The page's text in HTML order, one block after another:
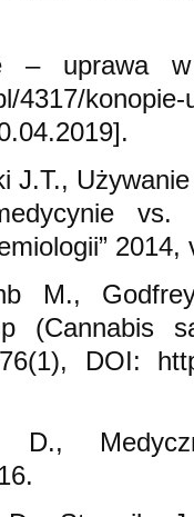
– uprawa
4317/
J.T.,
vs.
2014,
M.,
(Cannabis
DOI:
D.,